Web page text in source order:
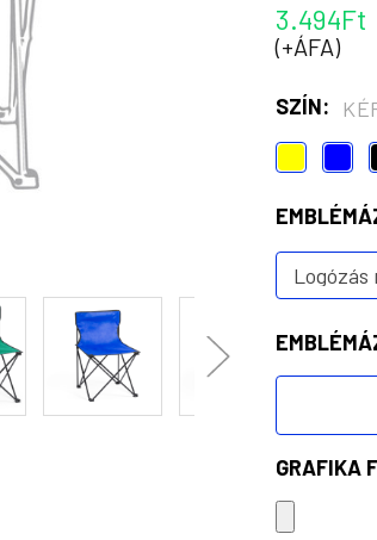
3.494Ft
(+ÁFA)
SZÍN:
GRAFIKA